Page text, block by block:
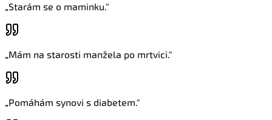
„Starám se o maminku."
„Mám na starosti manžela po mrtvici."
„Pomáhám synovi s diabetem."